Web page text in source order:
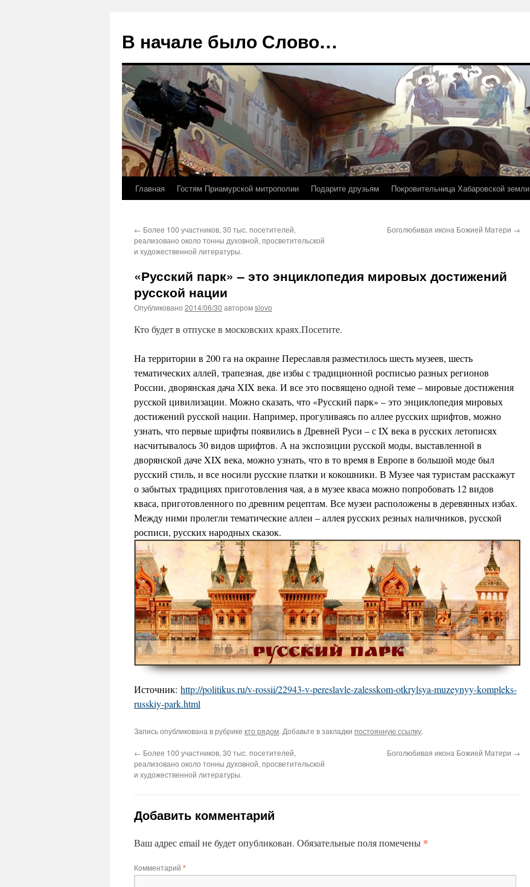
В начале было Слово…
Перейти
содержимому
Главная Гостям Приамурской митрополии Подарите друзьям Покровительница Хабаровской земли
← Более 100 участников, 30 тыс. посетителей,
реализовано около тонны духовной, просветительской
и художественной литературы.
Боголюбивая икона Божией Матери →
«Русский парк» – это энциклопедия мировых достижений
русской нации
Опубликовано 2014/06/30 авторомslovo
Кто будет в отпуске в московских краях.Посетите.
На территории в 200 га на окраине Переславля разместилось шесть музеев, шесть
тематических аллей, трапезная, две избы с традиционной росписью разных регионов
России, дворянская дача XIX века. И все это посвящено одной теме – мировые достижения
русской цивилизации. Можно сказать, что «Русский парк» – это энциклопедия мировых
достижений русской нации. Например, прогуливаясь по аллее русских шрифтов, можно
узнать, что первые шрифты появились в Древней Руси – с IX века в русских летописях
насчитывалось 30 видов шрифтов. А на экспозиции русской моды, выставленной в
дворянской даче XIX века, можно узнать, что в то время в Европе в большой моде был
русский стиль, и все носили русские платки и кокошники. В Музее чая туристам расскажут
о забытых традициях приготовления чая, а в музее кваса можно попробовать 12 видов
кваса, приготовленного по древним рецептам. Все музеи расположены в деревянных избах.
Между ними пролегли тематические аллеи – аллея русских резных наличников, русской
росписи, русских народных сказок.
Источник: http://politikus.ru/v-rossii/22943-v-pereslavle-zalesskom-otkrylsya-muzeynyy-kompleks-
russkiy-park.html
Запись опубликована в рубрике кто рядом. Добавьте в закладки постоянную ссылку.
← Более 100 участников, 30 тыс. посетителей,
реализовано около тонны духовной, просветительской
и художественной литературы.
Боголюбивая икона Божией Матери →
Добавить комментарий
Ваш адрес email не будет опубликован. Обязательные поля помечены *
Комментарий *